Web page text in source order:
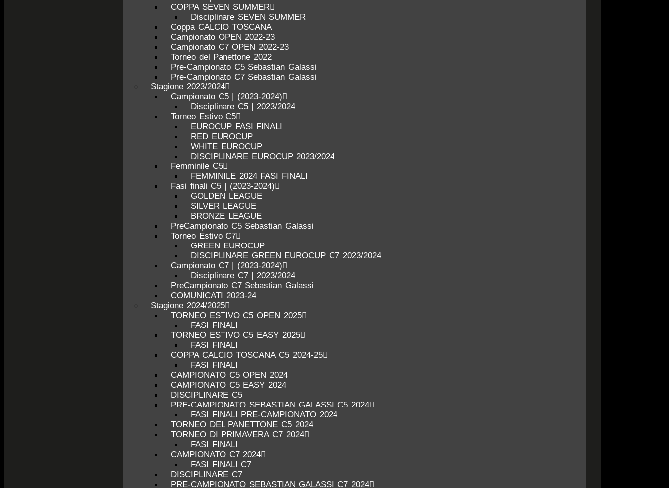
COPPA SEVEN SUMMER
Disciplinare SEVEN SUMMER
Coppa CALCIO TOSCANA
Campionato OPEN 2022-23
Campionato C7 OPEN 2022-23
Torneo del Panettone 2022
Pre-Campionato C5 Sebastian Galassi
Pre-Campionato C7 Sebastian Galassi
Stagione 2023/2024
Campionato C5 | (2023-2024)
Disciplinare C5 | 2023/2024
Torneo Estivo C5
EUROCUP FASI FINALI
RED EUROCUP
WHITE EUROCUP
DISCIPLINARE EUROCUP 2023/2024
Femminile C5
FEMMINILE 2024 FASI FINALI
Fasi finali C5 | (2023-2024)
GOLDEN LEAGUE
SILVER LEAGUE
BRONZE LEAGUE
PreCampionato C5 Sebastian Galassi
Torneo Estivo C7
GREEN EUROCUP
DISCIPLINARE GREEN EUROCUP C7 2023/2024
Campionato C7 | (2023-2024)
Disciplinare C7 | 2023/2024
PreCampionato C7 Sebastian Galassi
COMUNICATI 2023-24
Stagione 2024/2025
TORNEO ESTIVO C5 OPEN 2025
FASI FINALI
TORNEO ESTIVO C5 EASY 2025
FASI FINALI
COPPA CALCIO TOSCANA C5 2024-25
FASI FINALI
CAMPIONATO C5 OPEN 2024
CAMPIONATO C5 EASY 2024
DISCIPLINARE C5
PRE-CAMPIONATO SEBASTIAN GALASSI C5 2024
FASI FINALI PRE-CAMPIONATO 2024
TORNEO DEL PANETTONE C5 2024
TORNEO DI PRIMAVERA C7 2024
FASI FINALI
CAMPIONATO C7 2024
FASI FINALI C7
DISCIPLINARE C7
PRE-CAMPIONATO SEBASTIAN GALASSI C7 2024